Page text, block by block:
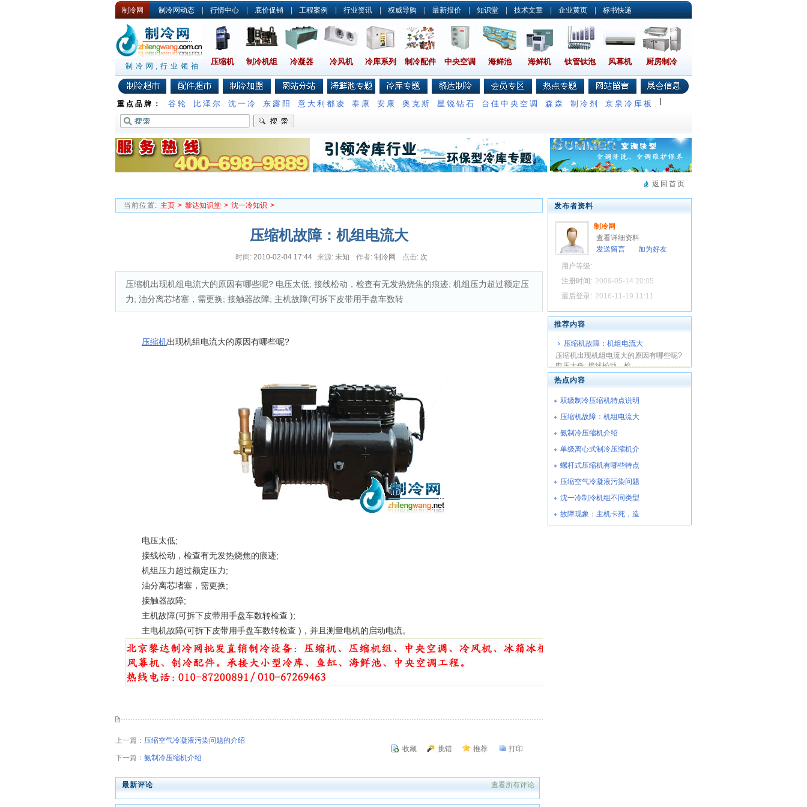
制冷网 制冷网动态 | 行情中心 | 底价促销 | 工程案例 | 行业资讯 | 权威导购 | 最新报价 | 知识堂 | 技术文章 | 企业黄页 | 标书快递
制冷网,行业领袖 压缩机 制冷机组 冷凝器 冷风机 冷库系列 制冷配件 中央空调 海鲜池 海鲜机 钛管钛泡 风幕机 厨房制冷
重点品牌： 谷轮 比泽尔 沈一冷 东露阳 意大利都凌 泰康 安康 奥克斯 星锐钻石 台佳中央空调 森森 制冷剂 京泉冷库板
返回首页
当前位置: 主页 > 黎达知识堂 > 沈一冷知识 >
压缩机故障：机组电流大
时间: 2010-02-04 17:44 来源: 未知 作者: 制冷网 点击: 次
压缩机出现机组电流大的原因有哪些呢? 电压太低; 接线松动，检查有无发热烧焦的痕迹; 机组压力超过额定压
力; 油分离芯堵塞，需更换; 接触器故障; 主机故障(可拆下皮带用手盘车数转
压缩机出现机组电流大的原因有哪些呢?
电压太低;
接线松动，检查有无发热烧焦的痕迹;
机组压力超过额定压力;
油分离芯堵塞，需更换;
接触器故障;
主机故障(可拆下皮带用手盘车数转检查 );
主电机故障(可拆下皮带用手盘车数转检查 )，并且测量电机的启动电流。
上一篇： 压缩空气冷凝液污染问题的介绍
下一篇： 氨制冷压缩机介绍
收藏 挑错 推荐 打印
最新评论 查看所有评论
发布者资料
制冷网
查看详细资料
发送留言
加为好友
用户等级:
注册时间: 2009-05-14 20:05
最后登录: 2016-11-19 11:11
推荐内容
压缩机故障：机组电流大
压缩机出现机组电流大的原因有哪些呢?
电压太低; 接线松动，检...
热点内容
双级制冷压缩机特点说明
压缩机故障：机组电流大
氨制冷压缩机介绍
单级离心式制冷压缩机介
螺杆式压缩机有哪些特点
压缩空气冷凝液污染问题
沈一冷制冷机组不同类型
故障现象：主机卡死，造